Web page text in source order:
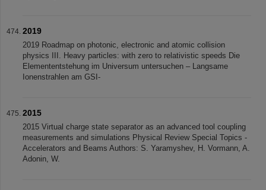
2019
2019 Roadmap on photonic, electronic and atomic collision
physics III. Heavy particles: with zero to relativistic speeds Die
Elemententstehung im Universum untersuchen – Langsame
Ionenstrahlen am GSI-
2015
2015 Virtual charge state separator as an advanced tool coupling
measurements and simulations Physical Review Special Topics -
Accelerators and Beams Authors: S. Yaramyshev, H. Vormann, A.
Adonin, W.